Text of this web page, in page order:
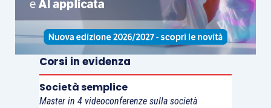
Corsi in evidenza
Società semplice
Master in 4 videoconferenze sulla società